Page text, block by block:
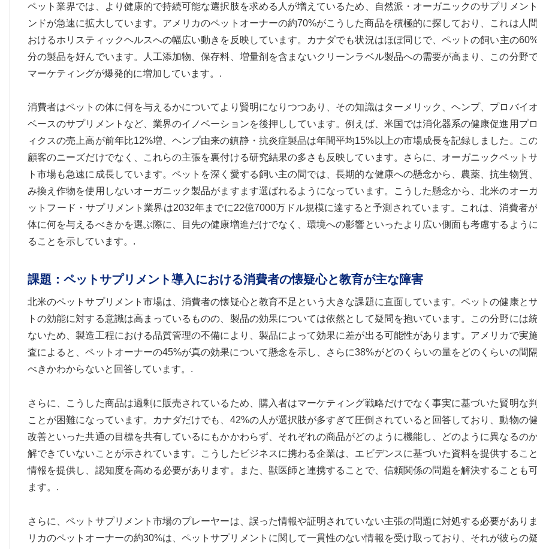
ペット業界では、より健康的で持続可能な選択肢を求める人が増えているため、自然派・オーガニックのサプリメン
ンドが急速に拡大しています。アメリカのペットオーナーの約70%がこうした商品を積極的に探しており、これは人
おけるホリスティックヘルスへの幅広い動きを反映しています。カナダでも状況はほぼ同じで、ペットの飼い主の
分の製品を好んでいます。人工添加物、保存料、増量剤を含まないクリーンラベル製品への需要が高まり、この分野
マーケティングが爆発的に増加しています。.
消費者はペットの体に何を与えるかについてより賢明になりつつあり、その知識はターメリック、ヘンプ、プロバイ
ベースのサプリメントなど、業界のイノベーションを後押ししています。例えば、米国では消化器系の健康促進用プ
ィクスの売上高が前年比12%増、ヘンプ由来の鎮静・抗炎症製品は年間平均15%以上の市場成長を記録しました。こ
顧客のニーズだけでなく、これらの主張を裏付ける研究結果の多さも反映しています。さらに、オーガニックペット
ト市場も急速に成長しています。ペットを深く愛する飼い主の間では、長期的な健康への懸念から、農薬、抗生物質
み換え作物を使用しないオーガニック製品がますます選ばれるようになっています。こうした懸念から、北米のオー
ットフード・サプリメント業界は2032年までに22億7000万ドル規模に達すると予測されています。これは、消費者
体に何を与えるべきかを選ぶ際に、目先の健康増進だけでなく、環境への影響といったより広い側面も考慮するよう
ることを示しています。.
課題：ペットサプリメント導入における消費者の懐疑心と教育が主な障害
北米のペットサプリメント市場は、消費者の懐疑心と教育不足という大きな課題に直面しています。ペットの健康と
トの効能に対する意識は高まっているものの、製品の効果については依然として疑問を抱いています。この分野には
ないため、製造工程における品質管理の不備により、製品によって効果に差が出る可能性があります。アメリカで実
査によると、ペットオーナーの45%が真の効果について懸念を示し、さらに38%がどのくらいの量をどのくらいの間
べきかわからないと回答しています。.
さらに、こうした商品は過剰に販売されているため、購入者はマーケティング戦略だけでなく事実に基づいた賢明な
ことが困難になっています。カナダだけでも、42%の人が選択肢が多すぎて圧倒されていると回答しており、動物の
改善といった共通の目標を共有しているにもかかわらず、それぞれの商品がどのように機能し、どのように異なるの
解できていないことが示されています。こうしたビジネスに携わる企業は、エビデンスに基づいた資料を提供するこ
情報を提供し、認知度を高める必要があります。また、獣医師と連携することで、信頼関係の問題を解決することも
ます。.
さらに、ペットサプリメント市場のプレーヤーは、誤った情報や証明されていない主張の問題に対処する必要があり
リカのペットオーナーの約30%は、ペットサプリメントに関して一貫性のない情報を受け取っており、それが彼らの